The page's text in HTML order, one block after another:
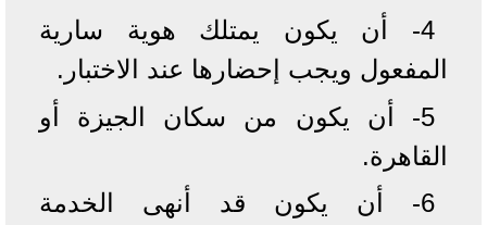
4- أن يكون يمتلك هوية سارية
المفعول ويجب إحضارها عند الاختبار.
5- أن يكون من سكان الجيزة أو
القاهرة.
6- أن يكون قد أنهى الخدمة